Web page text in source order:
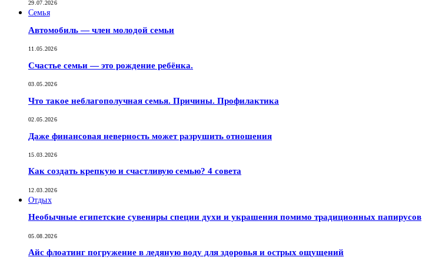
29.07.2026
Семья
Автомобиль — член молодой семьи
11.05.2026
Счастье семьи — это рождение ребёнка.
03.05.2026
Что такое неблагополучная семья. Причины. Профилактика
02.05.2026
Даже финансовая неверность может разрушить отношения
15.03.2026
Как создать крепкую и счастливую семью? 4 совета
12.03.2026
Отдых
Необычные египетские сувениры специи духи и украшения помимо традиционных папирусов
05.08.2026
Айс флоатинг погружение в ледяную воду для здоровья и острых ощущений